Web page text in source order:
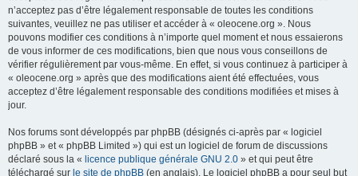
n’acceptez pas d’être légalement responsable de toutes les conditions
suivantes, veuillez ne pas utiliser et accéder à « oleocene.org ». Nous
pouvons modifier ces conditions à n’importe quel moment et nous essaierons
de vous informer de ces modifications, bien que nous vous conseillons de
vérifier régulièrement par vous-même. En effet, si vous continuez à participer à
« oleocene.org » après que des modifications aient été effectuées, vous
acceptez d’être légalement responsable des conditions modifiées et mises à
jour.
Nos forums sont développés par phpBB (désignés ci-après par « logiciel
phpBB » et « phpBB Limited ») qui est un logiciel de forum de discussions
déclaré sous la « licence publique générale GNU 2.0 » et qui peut être
téléchargé sur le site de phpBB (en anglais). Le logiciel phpBB a pour seul but